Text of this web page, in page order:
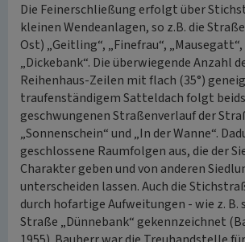
Die Feinerschließung erfolgt über
kleinen Wendeanlagen, so z.B. die
Ost) „Geitling“, „Finefrau“,
„Dickebank“. Die überwiegende Anzahl
Reihenhaus-Zeilen mit flach (35°)
traufenständigem Satteldach folgt
geschwungenen Straßenverlauf der
„Sonnenschein“ und „In der Wanne“.
geschlossene Raumfolgen aus, die der
Charakter geben und von anderen
unterscheiden lassen. Auch die
durch hofartige Aufweitungen - wie z. B.
Straße „Dünnebank“ gekennzeichnet